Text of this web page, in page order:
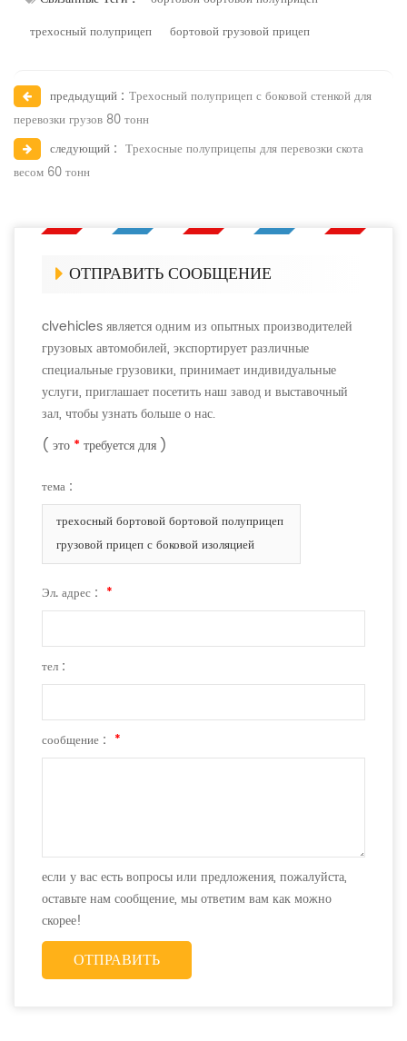
трехосный полуприцеп
бортовой грузовой прицеп
предыдущий : Трехосный полуприцеп с боковой стенкой для
перевозки грузов 80 тонн
следующий : Трехосные полуприцепы для перевозки скота
весом 60 тонн
ОТПРАВИТЬ СООБЩЕНИЕ
clvehicles является одним из опытных производителей
грузовых автомобилей, экспортирует различные
специальные грузовики, принимает индивидуальные
услуги, приглашает посетить наш завод и выставочный
зал, чтобы узнать больше о нас.
( это * требуется для )
тема :
трехосный бортовой бортовой полуприцеп
грузовой прицеп с боковой изоляцией
Эл. адрес : *
тел :
сообщение : *
если у вас есть вопросы или предложения, пожалуйста,
оставьте нам сообщение, мы ответим вам как можно
скорее!